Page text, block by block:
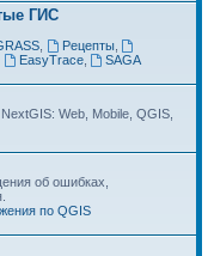
ГИС
, Рецепты,
EasyTrace,
SAGA
Web, Mobile, QGIS,
об ошибках,
по QGIS